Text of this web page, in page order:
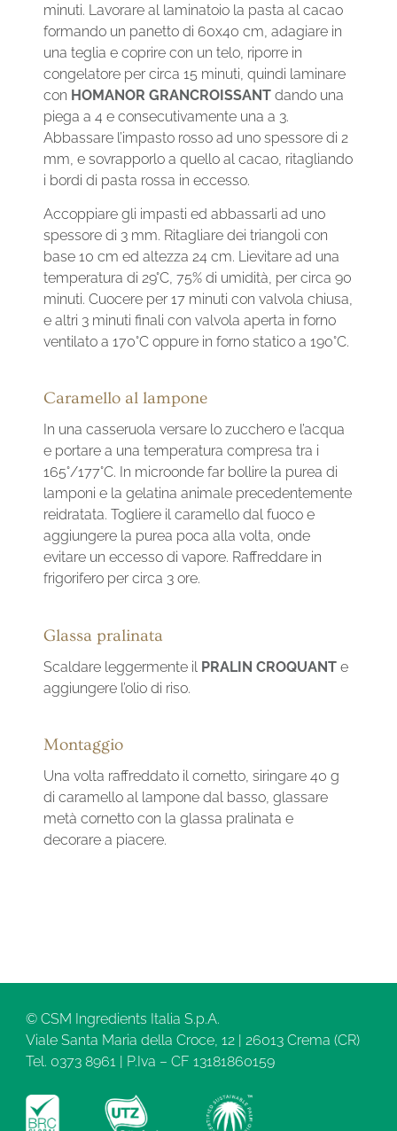
minuti. Lavorare al laminatoio la pasta al cacao
formando un panetto di 60x40 cm, adagiare in
una teglia e coprire con un telo, riporre in
congelatore per circa 15 minuti, quindi laminare
con HOMANOR GRANCROISSANT dando una
piega a 4 e consecutivamente una a 3.
Abbassare l’impasto rosso ad uno spessore di 2
mm, e sovrapporlo a quello al cacao, ritagliando
i bordi di pasta rossa in eccesso.
Accoppiare gli impasti ed abbassarli ad uno
spessore di 3 mm. Ritagliare dei triangoli con
base 10 cm ed altezza 24 cm. Lievitare ad una
temperatura di 29°C, 75% di umidità, per circa 90
minuti. Cuocere per 17 minuti con valvola chiusa,
e altri 3 minuti finali con valvola aperta in forno
ventilato a 170°C oppure in forno statico a 190°C.
Caramello al lampone
In una casseruola versare lo zucchero e l’acqua
e portare a una temperatura compresa tra i
165°/177°C. In microonde far bollire la purea di
lamponi e la gelatina animale precedentemente
reidratata. Togliere il caramello dal fuoco e
aggiungere la purea poca alla volta, onde
evitare un eccesso di vapore. Raffreddare in
frigorifero per circa 3 ore.
Glassa pralinata
Scaldare leggermente il PRALIN CROQUANT e
aggiungere l’olio di riso.
Montaggio
Una volta raffreddato il cornetto, siringare 40 g
di caramello al lampone dal basso, glassare
metà cornetto con la glassa pralinata e
decorare a piacere.
© CSM Ingredients Italia S.p.A.
Viale Santa Maria della Croce, 12 | 26013 Crema (CR)
Tel. 0373 8961 | P.Iva – CF 13181860159